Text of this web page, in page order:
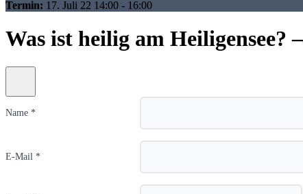
Termin: 17. Juli 22 14:00 - 16:00
Was ist heilig am
Name *
E-Mail *